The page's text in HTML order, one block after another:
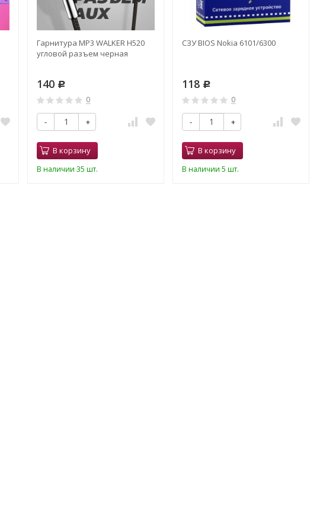
Гарнитура MP3 WALKER H520
угловой разъем черная
140 Р
0
- +
В корзину
В наличии 35 шт.
СЗУ BIOS Nokia 6101/6300
118 Р
0
- +
В корзину
В наличии 5 шт.